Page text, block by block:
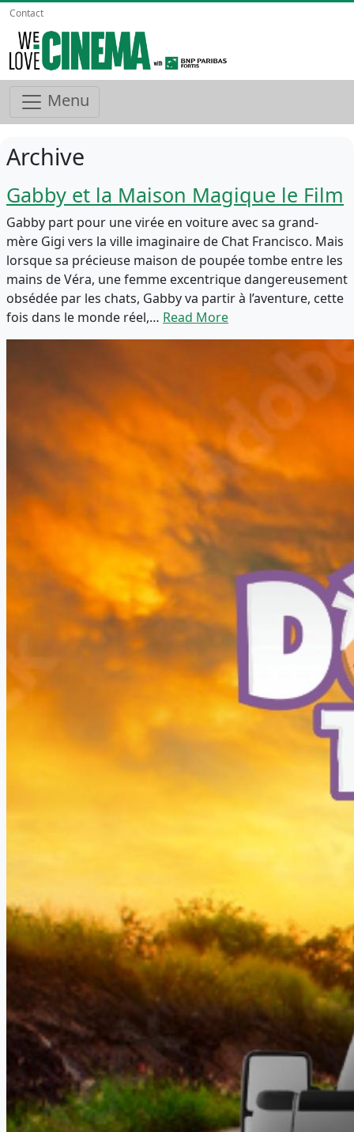
Contact
Menu
Archive
Gabby et la Maison Magique le Film
Gabby part pour une virée en voiture avec sa grand-
mère Gigi vers la ville imaginaire de Chat Francisco. Mais
lorsque sa précieuse maison de poupée tombe entre les
mains de Véra, une femme excentrique dangereusement
obsédée par les chats, Gabby va partir à l’aventure, cette
fois dans le monde réel,… Read More